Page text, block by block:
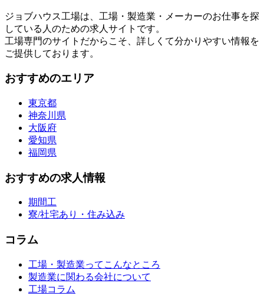
ジョブハウス工場は、工場・製造業・メーカーのお仕事を探
している人のための求人サイトです。
工場専門のサイトだからこそ、詳しくて分かりやすい情報を
ご提供しております。
おすすめのエリア
東京都
神奈川県
大阪府
愛知県
福岡県
おすすめの求人情報
期間工
寮/社宅あり・住み込み
コラム
工場・製造業ってこんなところ
製造業に関わる会社について
工場コラム